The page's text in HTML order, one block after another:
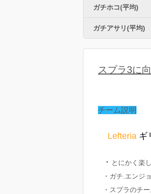
ガチホコ(平均)
ガチアサリ(平均)
スプラ3に
チーム説明
Lefteria
・ とにかく楽
・ガチ.エンジ
・スプラのチ